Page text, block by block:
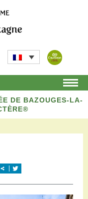
DE BAZOUGES-LA-